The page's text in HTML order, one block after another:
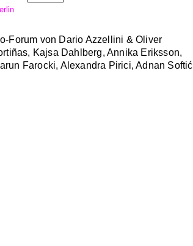
Forum von Dario Azzellini & Oliver
Kajsa Dahlberg, Annika Eriksson,
Farocki, Alexandra Pirici, Adnan Softić